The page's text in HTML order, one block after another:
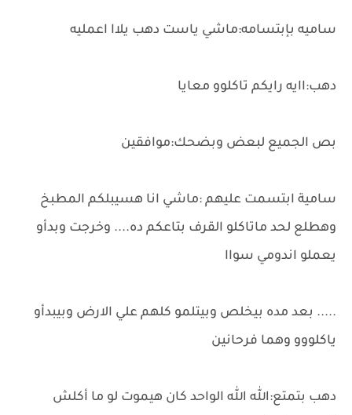
ساميه بإبتسامه:ماشي ياست دهب يلاا اعمليه
دهب:اايه رايكم تاكلوو معايا
بص الجميع لبعض وبضحك:موافقين
سامية ابتسمت عليهم :ماشي انا هسيبلكم المطبخ
وهطلع لحد ماتاكلو القرف بتاعكم ده.... وخرجت وبدأو
يعملو اندومي سواا
..... بعد مده بيخلص وبيتلمو كلهم علي الارض وبيبدأو
ياكلووو وهما فرحانين
دهب بتمتع:الله الله الواحد كان هيموت لو ما أكلش